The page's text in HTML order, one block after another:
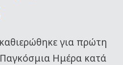
για πρώτη
Ημέρα κατά